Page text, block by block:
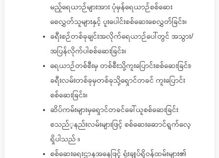
မည့်ရေယာဉ်များအား ပုံမှန်ရေယာဉ်စစ်ဆေး
စေလွှတ်သူများနှင့် ပူးပေါင်းစစ်ဆေးစေလွှတ်ခြင်း။
ခရီးစဉ်တစ်ခုချင်းအလိုက်ရေယာဉ်ပေါ်တွင် အသွား/
အပြန်လိုက်ပါစစ်ဆေးခြင်း။
ရေယာဉ်တစ်စီးမှ တစ်စီးသို့ကူးပြောင်းစစ်ဆေးခြင်း၊
ခရီးလမ်းတစ်ခုမှတစ်ခုသို့ရှောင်တခင် ကူးပြောင်း
စစ်ဆေးခြင်း။
ဆိပ်ကမ်းများမှရှောင်တခင်ခေါ်ယူစစ်ဆေးခြင်း
စသည်‌့နည်းလမ်းများဖြင့် စစ်ဆေးဆောင်ရွက်လေ့
ရှိပါသည် ။
စစ်ဆေးရေးဌာနအနေဖြင့် ရုံးချုပ်ရှိဝန်ထမ်းများ၏